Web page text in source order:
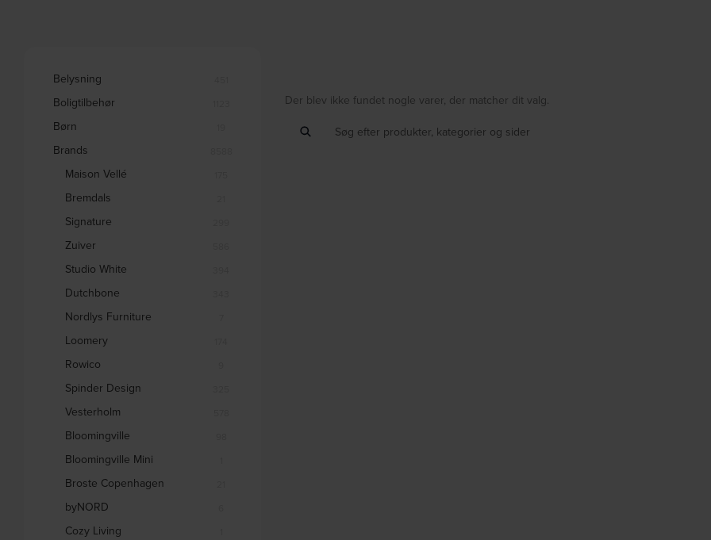
Belysning
Boligtilbehør
Børn
Brands
Maison Vellé
Bremdals
Signature
Zuiver
Studio White
Dutchbone
Nordlys Furniture
Loomery
Rowico
Spinder Design
Vesterholm
Bloomingville
Bloomingville Mini
Broste Copenhagen
byNORD
Cozy Living
Der blev ikke fundet nogle varer, der matcher dit valg.